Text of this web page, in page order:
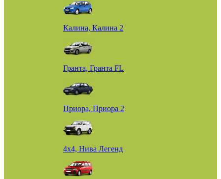
Калина, Калина 2
Гранта, Гранта FL
Приора, Приора 2
4х4, Нива Легенд